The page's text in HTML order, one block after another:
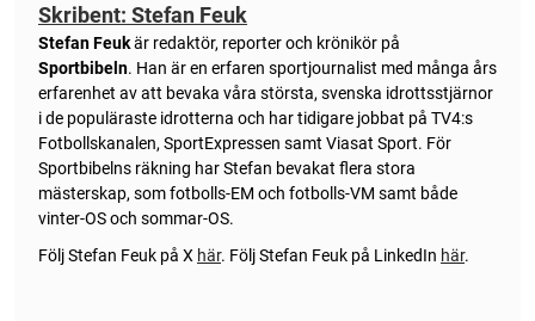
Skribent: Stefan Feuk
Stefan Feukär redaktör, reporter och krönikör på
Sportbibeln. Han är en erfaren sportjournalist med många års
erfarenhet av att bevaka våra största, svenska idrottsstjärnor
i de populäraste idrotterna och har tidigare jobbat på TV4:s
Fotbollskanalen, SportExpressen samt Viasat Sport. För
Sportbibelns räkning har Stefan bevakat flera stora
mästerskap, som fotbolls-EM och fotbolls-VM samt både
vinter-OS och sommar-OS.
Följ Stefan Feuk på X här. Följ Stefan Feuk på LinkedIn här.